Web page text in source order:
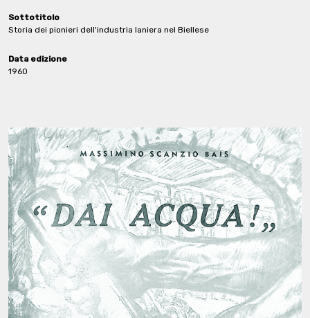
Sottotitolo
Storia dei pionieri dell'industria laniera nel Biellese
Data edizione
1960